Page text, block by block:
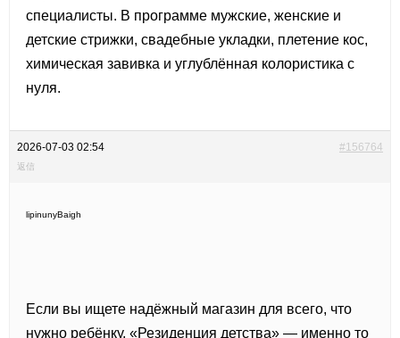
специалисты. В программе мужские, женские и
детские стрижки, свадебные укладки, плетение кос,
химическая завивка и углублённая колористика с
нуля.
2026-07-03 02:54 #156764
返信
lipinunyBaigh
Если вы ищете надёжный магазин для всего, что
нужно ребёнку, «Резиденция детства» — именно то